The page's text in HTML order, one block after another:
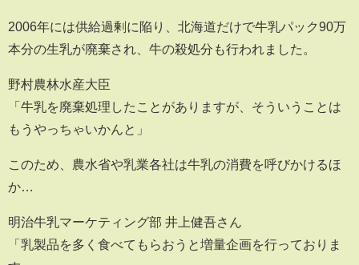
2006年には供給過剰に陥り、北海道だけで牛乳パック90万
本分の生乳が廃棄され、牛の殺処分も行われました。
野村農林水産大臣
「牛乳を廃棄処理したことがありますが、そういうことは
もうやっちゃいかんと」
このため、農水省や乳業各社は牛乳の消費を呼びかけるほ
か…
明治牛乳マーケティング部 井上健吾さん
「乳製品を多く食べてもらおうと増量企画を行っておりま